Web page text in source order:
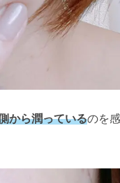
から潤っているのを